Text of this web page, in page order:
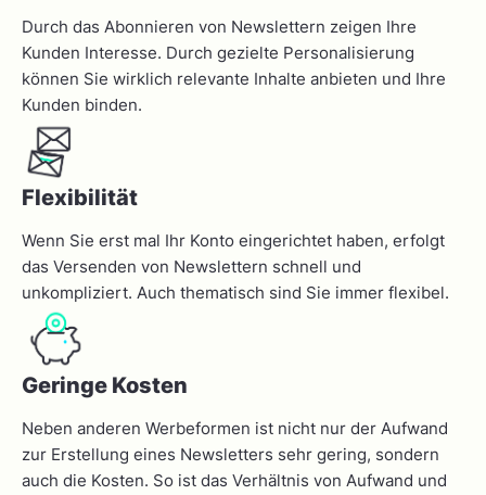
Durch das Abonnieren von Newslettern zeigen Ihre
Kunden Interesse. Durch gezielte Personalisierung
können Sie wirklich relevante Inhalte anbieten und Ihre
Kunden binden.
Flexibilität
Wenn Sie erst mal Ihr Konto eingerichtet haben, erfolgt
das Versenden von Newslettern schnell und
unkompliziert. Auch thematisch sind Sie immer flexibel.
Geringe Kosten
Neben anderen Werbeformen ist nicht nur der Aufwand
zur Erstellung eines Newsletters sehr gering, sondern
auch die Kosten. So ist das Verhältnis von Aufwand und